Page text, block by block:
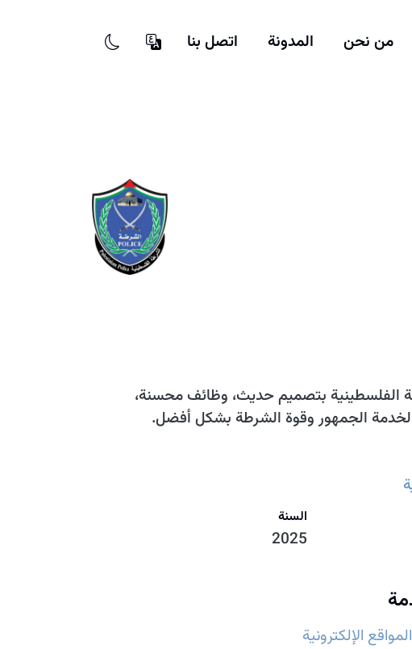
من نحن المدونة اتصل بنا
الفلسطينية بتصميم حديث، وظائف محسنة،
لخدمة الجمهور وقوة الشرطة بشكل أفضل.
السنة
2025
الإلكترونية